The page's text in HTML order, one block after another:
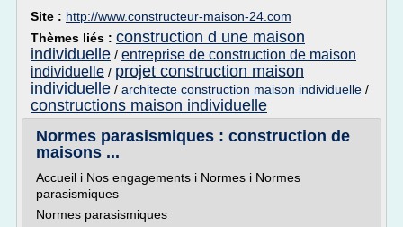
Site : http://www.constructeur-maison-24.com
Thèmes liés : construction d une maison
individuelle / entreprise de construction de maison
individuelle / projet construction maison
individuelle / architecte construction maison individuelle /
constructions maison individuelle
Normes parasismiques : construction de
maisons ...
Accueil i Nos engagements i Normes i Normes
parasismiques
Normes parasismiques